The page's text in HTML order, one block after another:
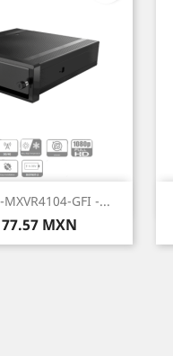
GFI -...
MXN
rápida